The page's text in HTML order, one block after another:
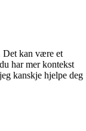
Det kan være et
har mer kontekst
kanskje hjelpe deg